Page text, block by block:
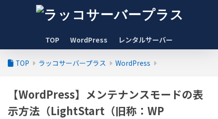
TOP WordPress レンタルサーバー
TOP ラッコサーバープラス WordPress
【WordPress】メンテナンスモードの表
示方法（LightStart（旧称：WP